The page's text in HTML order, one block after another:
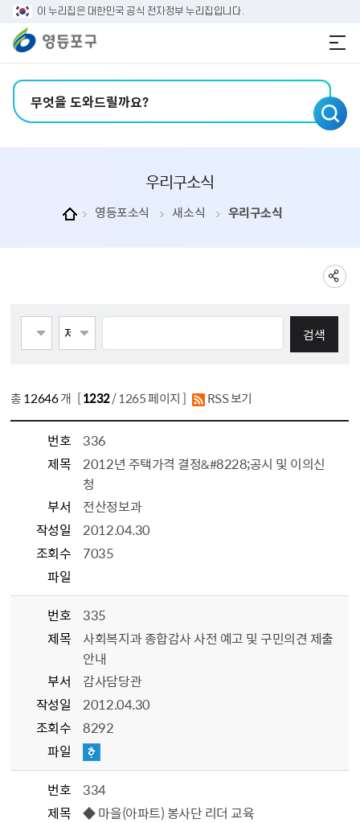
본문 바로가기
주메뉴 바로가기
이 누리집은 대한민국 공식 전자정부 누리집입니다.
우리구소식
영등포소식 새소식 우리구소식
총12646개 [1232/ 1265 페이지 ] RSS 보기
번호
336
제목
2012년 주택가격 결정&#8228;공시 및 이의신
청
부서
전산정보과
작성일
2012.04.30
조회수
7035
파일
번호
335
제목
사회복지과 종합감사 사전 예고 및 구민의견 제출
안내
부서
감사담당관
작성일
2012.04.30
조회수
8292
파일
번호
334
제목
◆ 마을(아파트) 봉사단 리더 교육